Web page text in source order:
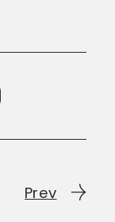
Prev